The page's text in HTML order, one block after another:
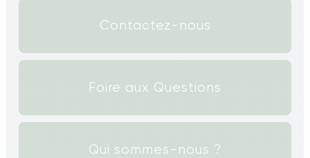
Contactez-nous
Foire aux Questions
Qui sommes-nous ?